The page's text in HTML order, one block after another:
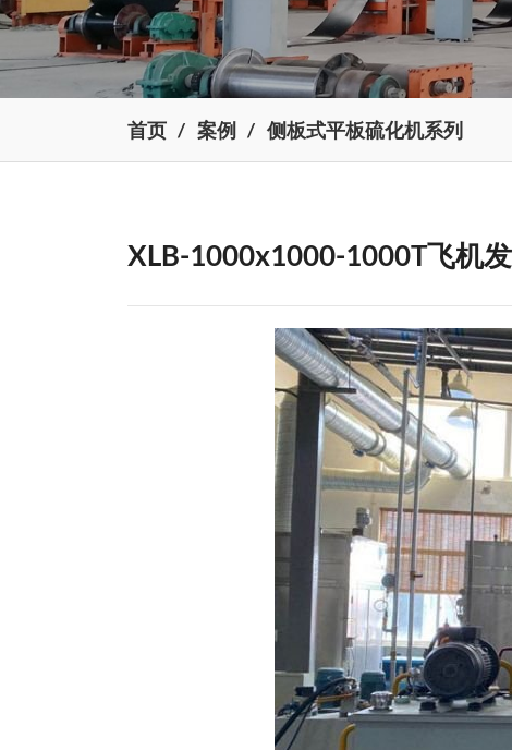
首页 案例 侧板式平板硫化机系列
XLB-1000x1000-1000T飞机